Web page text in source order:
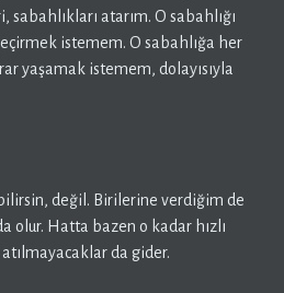
atarım. O sabahlığı
istemem. O sabahlığa her
yaşamak istemem, dolayısıyla
değil. Birilerine verdiğim de
olur. Hatta bazen o kadar hızlı
da gider.